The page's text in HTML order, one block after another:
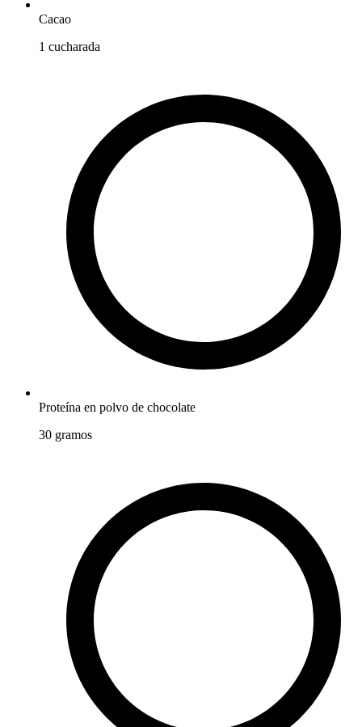
Cacao
1 cucharada
Proteína en polvo de chocolate
30 gramos